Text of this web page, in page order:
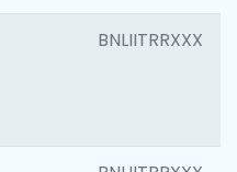
BNLIITRRXXX